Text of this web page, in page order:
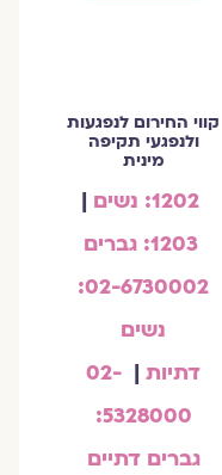
קווי החירום לנפגעות
ולנפגעי תקיפה
מינית
|
02-6730002:
נשים
דתיות|
02-
5328000:
גברים דתיים